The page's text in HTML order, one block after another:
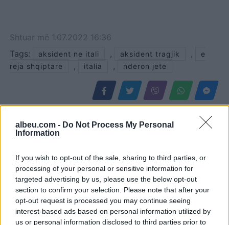
albeu.com - Do Not Process My Personal
Information
If you wish to opt-out of the sale, sharing to third parties, or
processing of your personal or sensitive information for
targeted advertising by us, please use the below opt-out
section to confirm your selection. Please note that after your
opt-out request is processed you may continue seeing
interest-based ads based on personal information utilized by
us or personal information disclosed to third parties prior to
Shtuar më 1.07.2022 16:36
Tags:
aksident ne itali , aksident tragjik ,
e
reja shqiptare
, italia , nderon jete
Zjarri përfshin
Vrasja e 20-vjeçarit në